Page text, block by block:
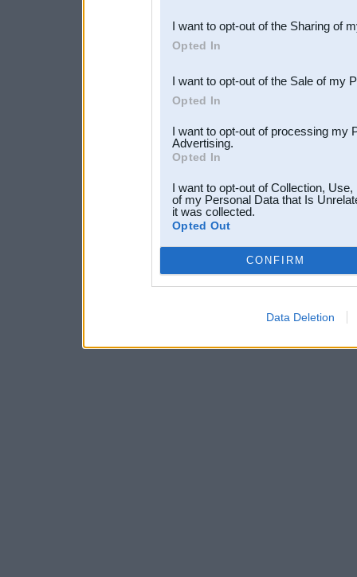
Downstream Participants
third parties.
I want to opt-out of the Sharing of
Opted In
I want to opt-out of the Sale of my
Opted In
I want to opt-out of processing my
Advertising.
Opted In
I want to opt-out of Collection,
of my Personal Data that Is
it was collected.
Opted Out
CONFIRM
Data Deletion